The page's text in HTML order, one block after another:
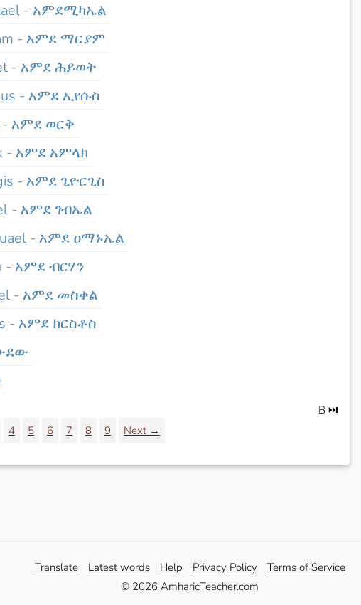
- አምደሚካኤል
- አምደ ማርያም
- አምደ ሕይወት
- አምደ ኢየሱስ
- አምደ ወርቅ
- አምደ አምላክ
- አምደ ጊዮርጊስ
- አምደ ገብኤል
- አምደ ዐማኑኤል
- አምደ ብርሃን
- አምደ መስቀል
- አምደ ክርስቶስ
B ⏭️
4 5 6 7 8 9 Next →
Translate Latest words Help Privacy Policy
Terms of Service
© 2026 AmharicTeacher.com